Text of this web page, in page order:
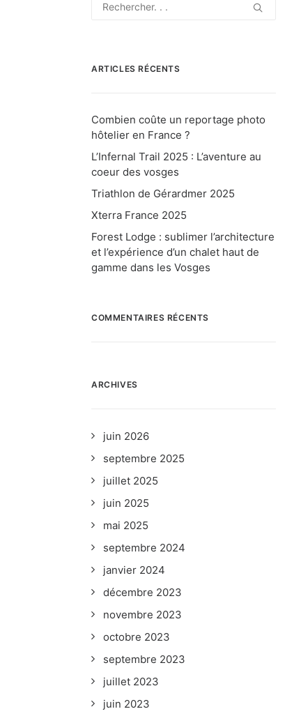
ARTICLES RÉCENTS
Combien coûte un reportage photo
hôtelier en France ?
L’Infernal Trail 2025 : L’aventure au
coeur des vosges
Triathlon de Gérardmer 2025
Xterra France 2025
Forest Lodge : sublimer l’architecture
et l’expérience d’un chalet haut de
gamme dans les Vosges
COMMENTAIRES RÉCENTS
ARCHIVES
juin 2026
septembre 2025
juillet 2025
juin 2025
mai 2025
septembre 2024
janvier 2024
décembre 2023
novembre 2023
octobre 2023
septembre 2023
juillet 2023
juin 2023